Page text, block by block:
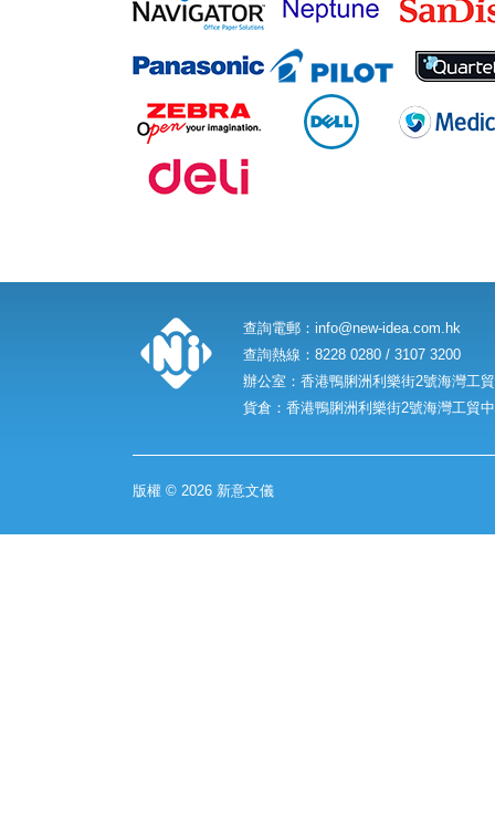
查詢電郵： info@new-idea.com.hk
查詢熱線：8228 0280 / 3107 3200
辦公室：香港鴨脷洲利樂街2號海灣工
貨倉：香港鴨脷洲利樂街2號海灣工貿
版權 © 2026 新意文儀